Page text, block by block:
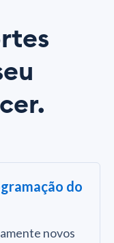
do
novos